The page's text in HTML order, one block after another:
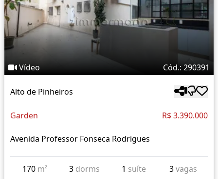
Vídeo Cód.: 290391
Alto de Pinheiros
Garden R$ 3.390.000
Avenida Professor Fonseca Rodrigues
170 m² 3 dorms 1 suíte 3vagas